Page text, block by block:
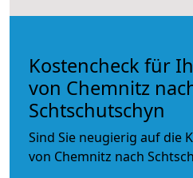
Kostencheck für
von Chemnitz
Schtschutschyn
Sind Sie neugierig auf die
von Chemnitz nach